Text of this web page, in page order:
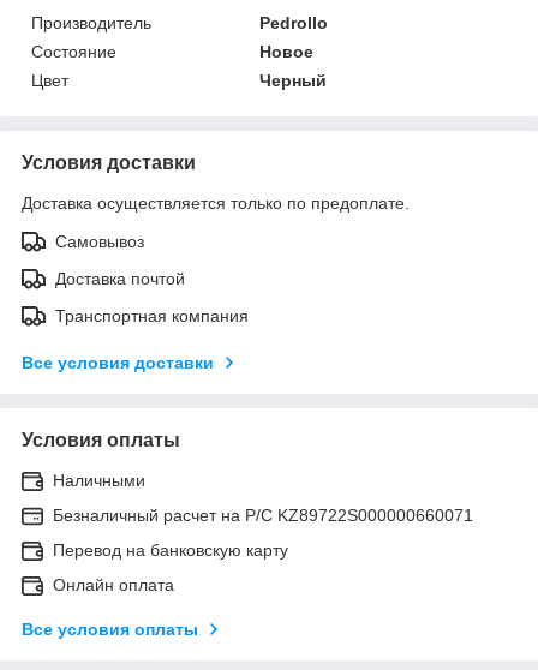
Производитель
Pedrollo
Состояние
Новое
Цвет
Черный
Условия доставки
Доставка осуществляется только по предоплате.
Самовывоз
Доставка почтой
Транспортная компания
Все условия доставки
Условия оплаты
Наличными
Безналичный расчет на Р/С KZ89722S000000660071
Перевод на банковскую карту
Онлайн оплата
Все условия оплаты